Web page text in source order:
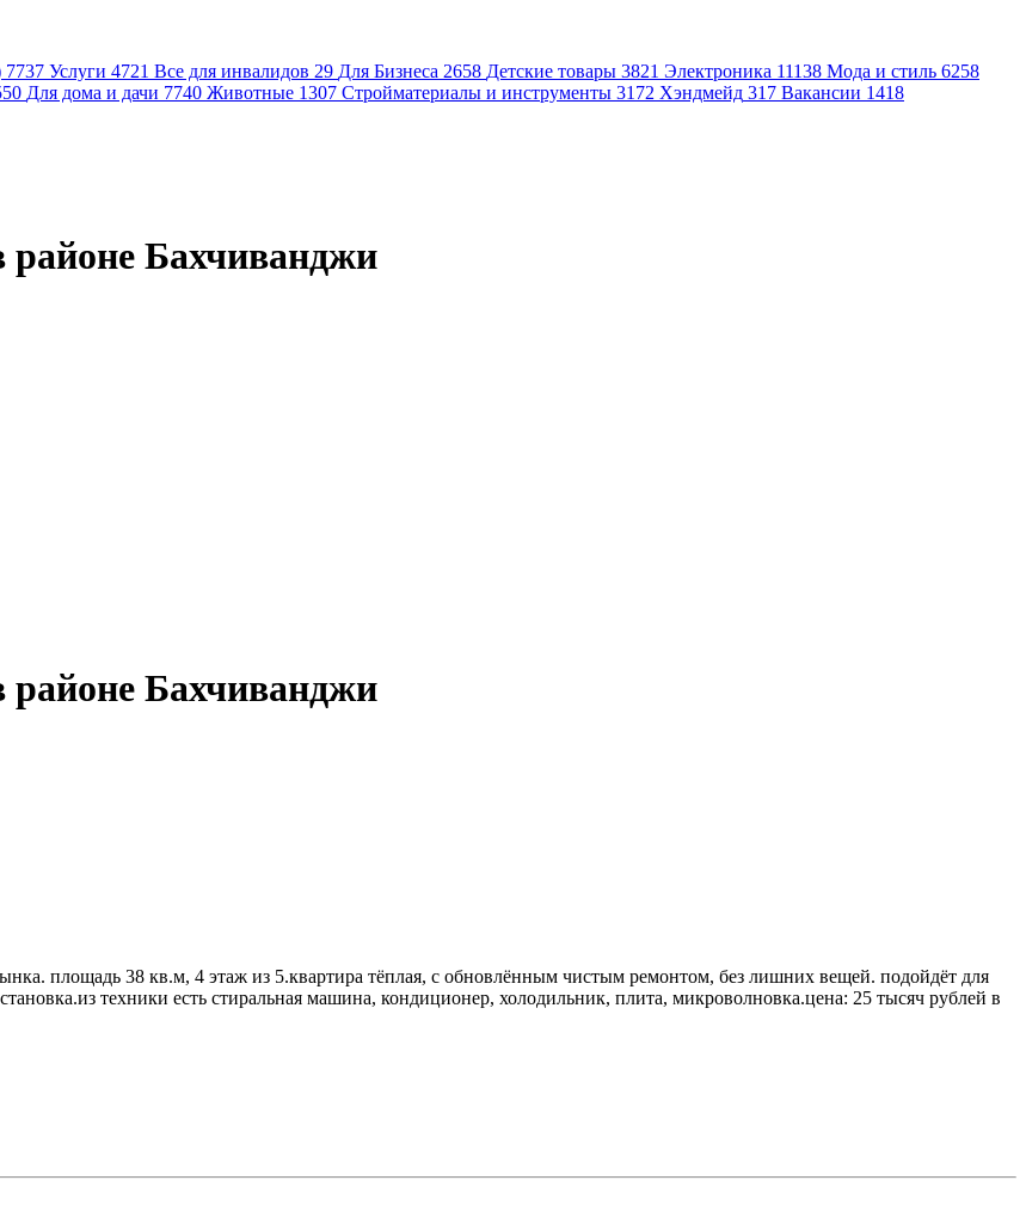
7737 Услуги 4721 Все для инвалидов 29 Для Бизнеса 2658 Детские товары 3821 Электроника 11138 Мода и стиль 6258
Для дома и дачи 7740 Животные 1307 Стройматериалы и инструменты 3172 Хэндмейд 317 Вакансии 1418
Бахчиванджи
Бахчиванджи
площадь 38 кв.м, 4 этаж из 5.квартира тёплая, с обновлённым чистым ремонтом, без лишних вещей. подойдёт для
техники есть стиральная машина, кондиционер, холодильник, плита, микроволновка.цена: 25 тысяч рублей в